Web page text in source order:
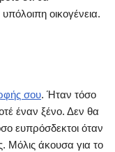
οικογένεια.
σου. Ήταν τόσο
έναν ξένο. Δεν θα
ευπρόσδεκτοι όταν
Μόλις άκουσα για το